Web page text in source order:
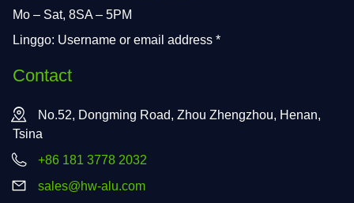
Mo – Sat, 8SA – 5PM
Linggo: Username or email address *
Contact
No.52, Dongming Road, Zhou Zhengzhou, Henan,
Tsina
+86 181 3778 2032
sales@hw-alu.com